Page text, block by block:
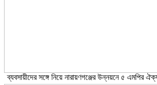
ব্যবসায়ীদের সঙ্গে নিয়ে নারায়ণগঞ্জের উন্নয়নে ৫ এমপির